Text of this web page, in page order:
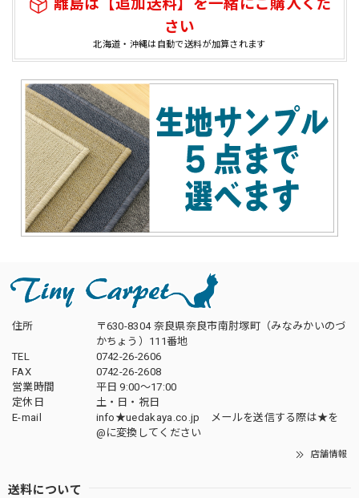
離島は【追加送料】を一緒にご購入くだ
さい
北海道・沖縄は自動で送料が加算されます
住所
〒630-8304 奈良県奈良市南肘塚町（みなみかいのづ
かちょう）111番地
TEL
0742-26-2606
FAX
0742-26-2608
営業時間
平日 9:00～17:00
定休日
土・日・祝日
E-mail
info★uedakaya.co.jp メールを送信する際は★を
@に変換してください
店舗情報
送料について